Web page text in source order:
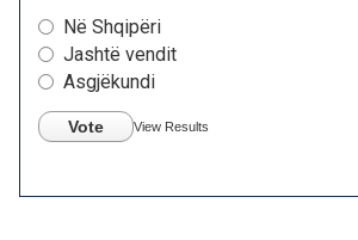
Në Shqipëri
Jashtë vendit
Asgjëkundi
Vote View Results